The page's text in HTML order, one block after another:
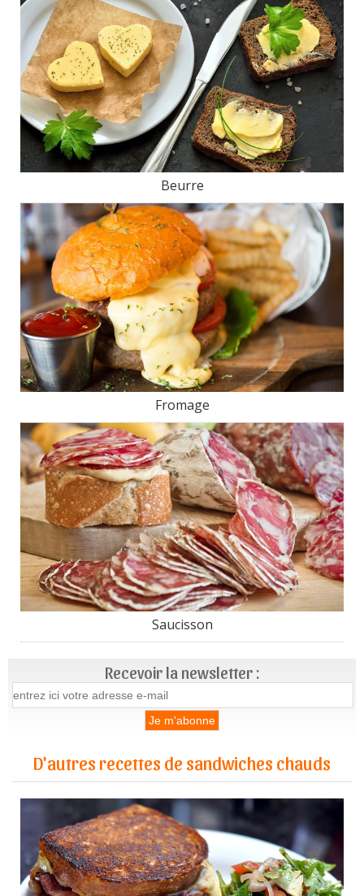
Beurre
Fromage
Saucisson
Recevoir la newsletter :
D'autres recettes de sandwiches chauds